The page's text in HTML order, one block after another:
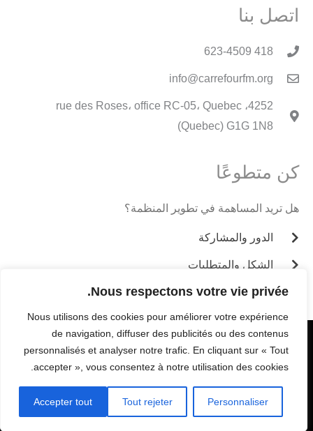
Nous respectons votre vie privée.
Nous utilisons des cookies pour améliorer votre expérience
de navigation, diffuser des publicités ou des contenus
personnalisés et analyser notre trafic. En cliquant sur « Tout
accepter », vous consentez à notre utilisation des cookies.
Personnaliser
Tout rejeter
Accepter tout
اتصل بنا
418 623-4509
info@carrefourfm.org
4252، rue des Roses، office RC-05، Quebec
(Quebec) G1G 1N8
كن متطوعًا
هل تريد المساهمة في تطوير المنظمة؟
الدور والمشاركة
الشكل والمتطلبات
جميع الحقوق محفوظة - كارفور للعائلات
F
a
c
b
G
o
o
g
l
مدعوم من Webventure